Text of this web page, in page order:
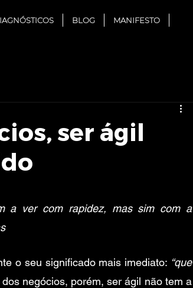
BLOG MANIFESTO
ser ágil
a ver com rapidez, mas sim com a
o seu significado mais imediato: “que
negócios, porém, ser ágil não tem a